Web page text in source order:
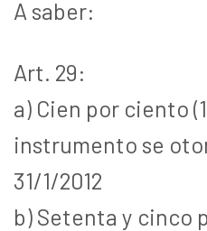
A saber:
Art. 29:
a) Cien por ciento
instrumento se
31/1/2012
b) Setenta y cinco